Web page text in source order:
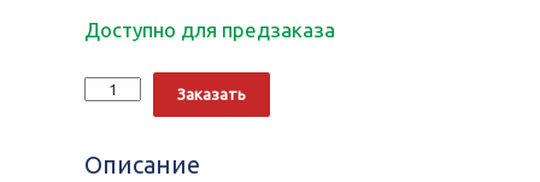
Доступно для предзаказа
Количество
Поршни
MD105377,
Заказать
Описание